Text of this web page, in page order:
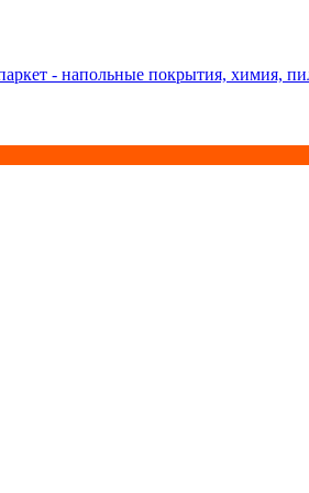
- напольные покрытия, химия,